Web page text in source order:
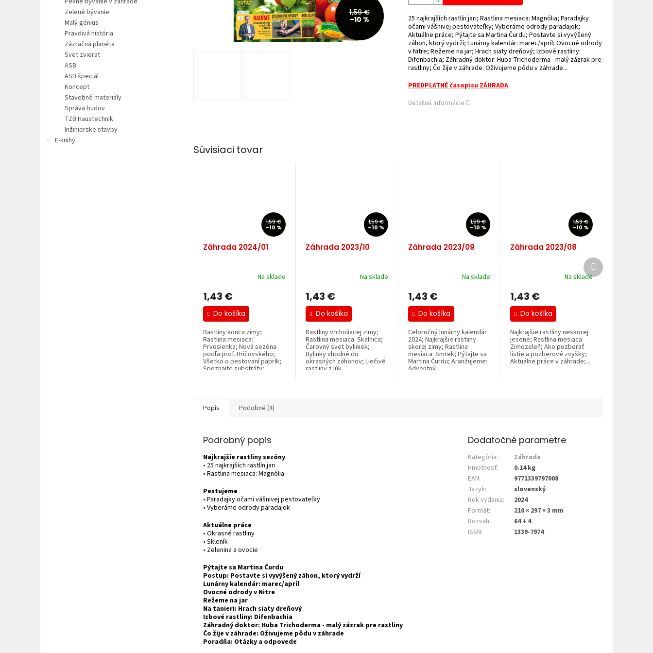
Zelené bývanie
Malý génius
Pravdivá história
Zázračná planéta
Svet zvierat
ASB
ASB špeciál
Koncept
Stavebné materiály
Správa budov
TZB Haustechnik
Inžinierske stavby
E-knihy
1,59 €
–10 %
25 najkrajších rastlín jari; Rastlina mesiaca: Magnólia; Paradajky
očami vášnivej pestovateľky; Vyberáme odrody paradajok;
Aktuálne práce; Pýtajte sa Martina Čurdu; Postavte si vyvýšený
záhon, ktorý vydrží; Lunárny kalendár: marec/apríl; Ovocné odrody
v Nitre; Režeme na jar; Hrach siaty dreňový; Izbové rastliny:
Difenbachia; Záhradný doktor: Huba Trichoderma - malý zázrak pre
rastliny; Čo žije v záhrade: Oživujeme pôdu v záhrade...
PREDPLATNÉ časopisu ZÁHRADA
Detailné informácie
Súvisiaci tovar
1,59 €
–10 %
Záhrada 2024/01
Na sklade
1,43 €
Do košíka
Rastliny konca zimy;
Rastlina mesiaca:
Prvosienka; Nová sezóna
podľa prof. Hričovského;
Všetko o pestovaní paprík;
Spoznajte substráty;...
1,59 €
–10 %
Záhrada 2023/10
Na sklade
1,43 €
Do košíka
Rastliny vrcholiacej zimy;
Rastlina mesiaca: Skalnica;
Čarovný svet byliniek;
Bylinky vhodné do
okrasných záhonov; Liečivé
rastliny z lúk...
1,59 €
–10 %
Záhrada 2023/09
Na sklade
1,43 €
Do košíka
Celoročný lunárny kalendár
2024; Najkrajšie rastliny
skorej zimy; Rastlina
mesiaca: Smrek; Pýtajte sa
Martina Čurdu; Aranžujeme:
Adventný...
1,59 €
–10 %
Záhrada 2023/08
Na sklade
1,43 €
Do košíka
Najkrajšie rastliny neskorej
jesene; Rastlina mesiaca:
Zimozeleň; Ako pozberať
lístie a pozberové zvyšky;
Aktuálne práce v záhrade;...
Ďalší
produkt
Popis Podobné (4)
Podrobný popis
Najkrajšie rastliny sezóny
• 25 najkrajších rastlín jari
• Rastlina mesiaca: Magnólia
Pestujeme
• Paradajky očami vášnivej pestovateľky
• Vyberáme odrody paradajok
Aktuálne práce
• Okrasné rastliny
• Skleník
• Zelenina a ovocie
Pýtajte sa Martina Čurdu
Postup: Postavte si vyvýšený záhon, ktorý vydrží
Lunárny kalendár: marec/apríl
Ovocné odrody v Nitre
Režeme na jar
Na tanieri: Hrach siaty dreňový
Izbové rastliny: Difenbachia
Záhradný doktor: Huba Trichoderma - malý zázrak pre rastliny
Čo žije v záhrade: Oživujeme pôdu v záhrade
Poradňa: Otázky a odpovede
Dodatočné parametre
Kategória:
Záhrada
Hmotnosť:
0.14 kg
EAN:
9771339797008
Jazyk:
slovenský
Rok vydania:
2024
Formát:
210 × 297 × 3 mm
Rozsah:
64 + 4
ISSN: 1339-7974